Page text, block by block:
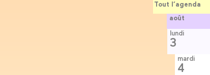
Tout l’agenda
août
lundi
3
mardi
4